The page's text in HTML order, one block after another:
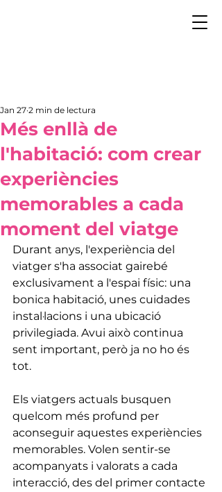
Més enllà de
l'habitació: com crear
experiències
memorables a cada
moment del viatge
Jan 27 2 min de lectura
Durant anys, l'experiència del
viatger s'ha associat gairebé
exclusivament a l'espai físic: una
bonica habitació, unes cuidades
instal·lacions i una ubicació
privilegiada. Avui això continua
sent important, però ja no ho és
tot.
Els viatgers actuals busquen
quelcom més profund per
aconseguir aquestes experiències
memorables. Volen sentir-se
acompanyats i valorats a cada
interacció, des del primer contacte